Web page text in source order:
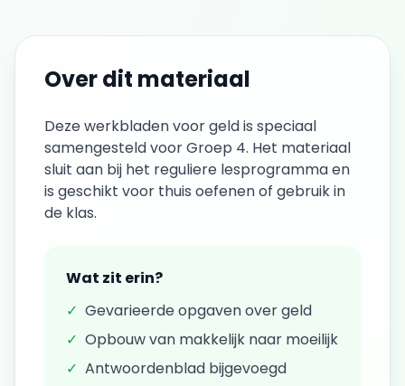
Over dit materiaal
Dezewerkbladenvoorgeldis speciaal
samengesteld voorGroep 4. Het materiaal
sluit aan bij het reguliere lesprogramma en
is geschikt voor thuis oefenen of gebruik in
de klas.
Wat zit erin?
✓ Gevarieerde opgaven overgeld
✓ Opbouw van makkelijk naar moeilijk
✓ Antwoordenblad bijgevoegd